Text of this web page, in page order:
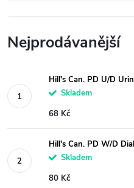
Nejprodávanější
Hill's Can. PD U/D
Skladem
68 Kč
Hill's Can. PD W/D
Skladem
80 Kč